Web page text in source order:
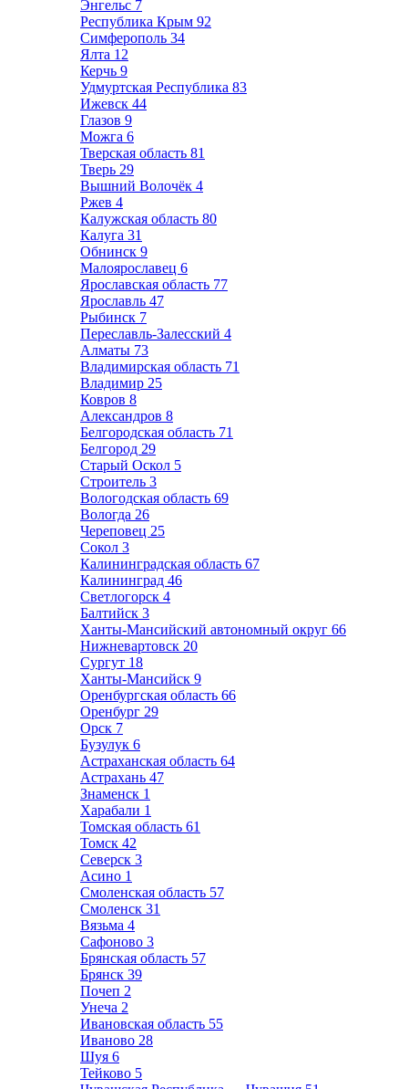
Энгельс 7
Республика Крым 92
Симферополь 34
Ялта 12
Керчь 9
Удмуртская Республика 83
Ижевск 44
Глазов 9
Можга 6
Тверская область 81
Тверь 29
Вышний Волочёк 4
Ржев 4
Калужская область 80
Калуга 31
Обнинск 9
Малоярославец 6
Ярославская область 77
Ярославль 47
Рыбинск 7
Переславль-Залесский 4
Алматы 73
Владимирская область 71
Владимир 25
Ковров 8
Александров 8
Белгородская область 71
Белгород 29
Старый Оскол 5
Строитель 3
Вологодская область 69
Вологда 26
Череповец 25
Сокол 3
Калининградская область 67
Калининград 46
Светлогорск 4
Балтийск 3
Ханты-Мансийский автономный округ 66
Нижневартовск 20
Сургут 18
Ханты-Мансийск 9
Оренбургская область 66
Оренбург 29
Орск 7
Бузулук 6
Астраханская область 64
Астрахань 47
Знаменск 1
Харабали 1
Томская область 61
Томск 42
Северск 3
Асино 1
Смоленская область 57
Смоленск 31
Вязьма 4
Сафоново 3
Брянская область 57
Брянск 39
Почеп 2
Унеча 2
Ивановская область 55
Иваново 28
Шуя 6
Тейково 5